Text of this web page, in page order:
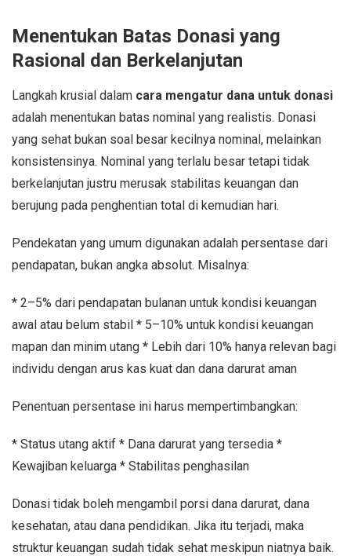
Menentukan Batas Donasi yang
Rasional dan Berkelanjutan
Langkah krusial dalam cara mengatur dana untuk donasi
adalah menentukan batas nominal yang realistis. Donasi
yang sehat bukan soal besar kecilnya nominal, melainkan
konsistensinya. Nominal yang terlalu besar tetapi tidak
berkelanjutan justru merusak stabilitas keuangan dan
berujung pada penghentian total di kemudian hari.
Pendekatan yang umum digunakan adalah persentase dari
pendapatan, bukan angka absolut. Misalnya:
* 2–5% dari pendapatan bulanan untuk kondisi keuangan
awal atau belum stabil * 5–10% untuk kondisi keuangan
mapan dan minim utang * Lebih dari 10% hanya relevan bagi
individu dengan arus kas kuat dan dana darurat aman
Penentuan persentase ini harus mempertimbangkan:
* Status utang aktif * Dana darurat yang tersedia *
Kewajiban keluarga * Stabilitas penghasilan
Donasi tidak boleh mengambil porsi dana darurat, dana
kesehatan, atau dana pendidikan. Jika itu terjadi, maka
struktur keuangan sudah tidak sehat meskipun niatnya baik.